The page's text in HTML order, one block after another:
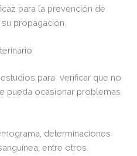
para la prevención de
propagación.
para verificar que no
pueda ocasionar problemas
determinaciones
entre otros.